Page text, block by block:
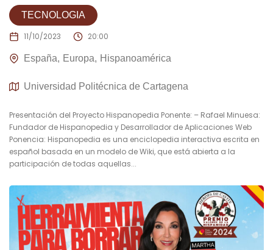
TECNOLOGIA
11/10/2023 20:00
España Europa Hispanoamérica
Universidad Politécnica de Cartagena
Presentación del Proyecto Hispanopedia Ponente: – Rafael Minuesa:
Fundador de Hispanopedia y Desarrollador de Aplicaciones Web
Ponencia: Hispanopedia es una enciclopedia interactiva escrita en
español basada en un modelo de Wiki, que está abierta a la
participación de todas aquellas...